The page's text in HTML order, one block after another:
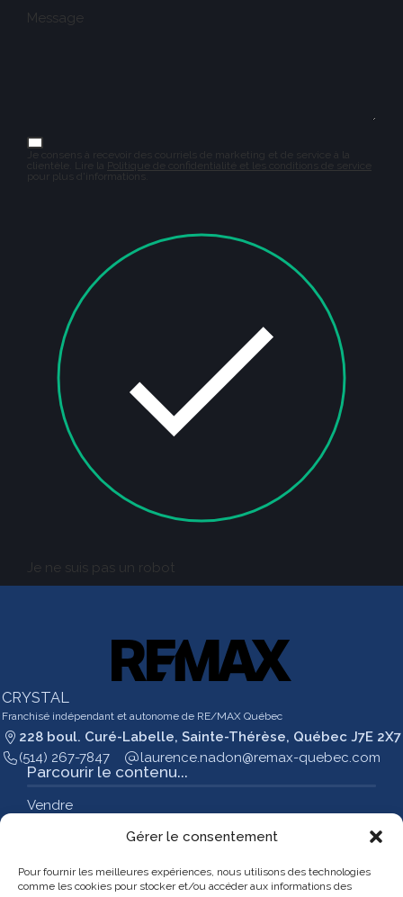
Gérer le consentement
Pour fournir les meilleures expériences, nous utilisons des technologies
comme les cookies pour stocker et/ou accéder aux informations des
Message
Je consens à recevoir des courriels de marketing et de service à la
clientèle. Lire la Politique de confidentialité et les conditions de service
pour plus d'informations.
Je ne suis pas un robot
CRYSTAL
Franchisé indépendant et autonome de RE/MAX Québec
228 boul. Curé-Labelle, Sainte-Thérèse, Québec J7E 2X7
(514) 267-7847
moc.cebeuq-xamer@nodan.ecnerual
Parcourir le contenu...
Vendre
Notre équipe
Contact